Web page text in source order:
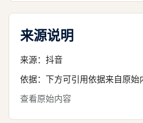
来源说明
来源： 抖音
依据：下方可引用依据来自原始
查看原始内容